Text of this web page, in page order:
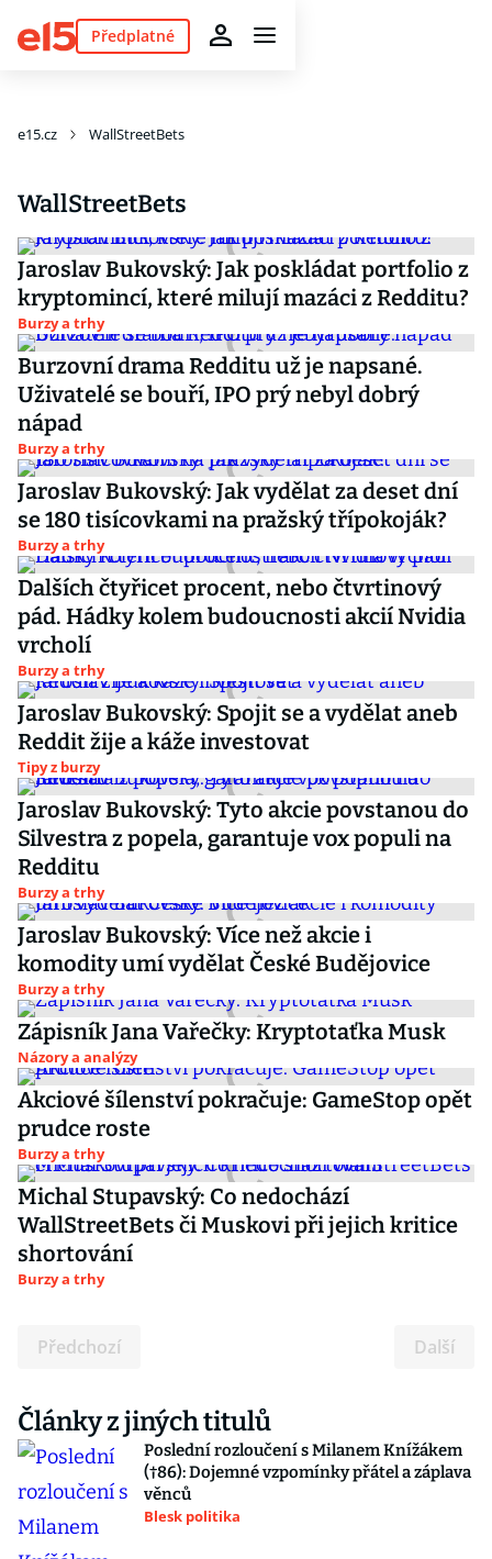
Předplatné
e15.cz WallStreetBets
WallStreetBets
Jaroslav Bukovský: Jak poskládat portfolio z
kryptomincí, které milují mazáci z Redditu?
Burzy a trhy
Burzovní drama Redditu už je napsané.
Uživatelé se bouří, IPO prý nebyl dobrý
nápad
Burzy a trhy
Jaroslav Bukovský: Jak vydělat za deset dní
se 180 tisícovkami na pražský třípokoják?
Burzy a trhy
Dalších čtyřicet procent, nebo čtvrtinový
pád. Hádky kolem budoucnosti akcií Nvidia
vrcholí
Burzy a trhy
Jaroslav Bukovský: Spojit se a vydělat aneb
Reddit žije a káže investovat
Tipy z burzy
Jaroslav Bukovský: Tyto akcie povstanou do
Silvestra z popela, garantuje vox populi na
Redditu
Burzy a trhy
Jaroslav Bukovský: Více než akcie i
komodity umí vydělat České Budějovice
Burzy a trhy
Zápisník Jana Vařečky: Kryptotaťka Musk
Názory a analýzy
Akciové šílenství pokračuje: GameStop opět
prudce roste
Burzy a trhy
Michal Stupavský: Co nedochází
WallStreetBets či Muskovi při jejich kritice
shortování
Burzy a trhy
Předchozí Další
Články z jiných titulů
Poslední rozloučení s Milanem Knížákem
(†86): Dojemné vzpomínky přátel a záplava
věnců
Blesk politika